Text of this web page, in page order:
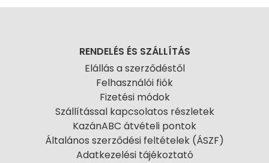
RENDELÉS ÉS SZÁLLÍTÁS
Elállás a szerződéstől
Felhasználói fiók
Fizetési módok
Szállítással kapcsolatos részletek
KazánABC átvételi pontok
Általános szerződési feltételek (ÁSZF)
Adatkezelési tájékoztató